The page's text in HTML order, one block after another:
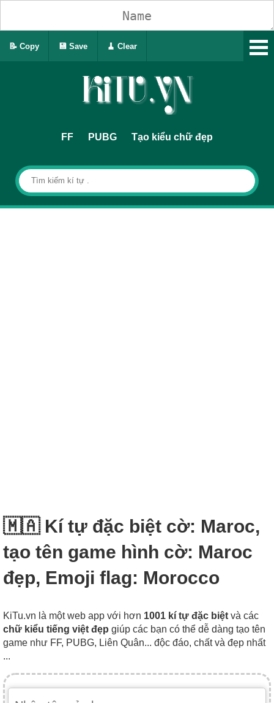
FF PUBG Tạo kiểu chữ đẹp
🇲🇦 Kí tự đặc biệt cờ: Maroc,
tạo tên game hình cờ: Maroc
đẹp, Emoji flag: Morocco
KiTu.vn là một web app với hơn 1001 kí tự đặc biệt và các
chữ kiểu tiếng việt đẹp giúp các bạn có thể dễ dàng tạo tên
game như FF, PUBG, Liên Quân... độc đáo, chất và đẹp nhất
...
📝 Copy 💾 Save 🧹 Clear